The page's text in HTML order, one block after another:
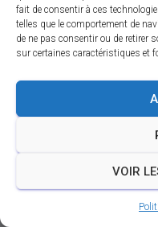
fait de consentir à ces
telles que le comportement de
de ne pas consentir ou de retirer
sur certaines caractéristiques et
VOIR
SUIVEZ-